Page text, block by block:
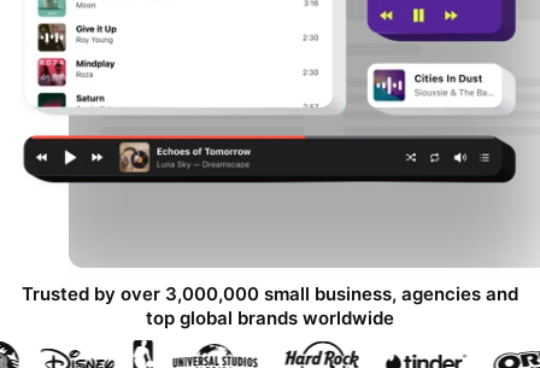
Trusted by over 3,000,000 small business, agencies and
top global brands worldwide